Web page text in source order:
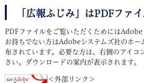
「広報ふじみ」はPDFファイ
PDFファイルをご覧いただくためにはAdobe
お持ちでない方はAdobeシステムズ社のホー
布されています。必要な方は、右側のアイコ
さい。ダウンロードの案内が表示されます。
＜外部リンク＞